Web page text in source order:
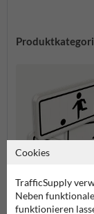
Cookies
TrafficSupply
Neben
funktionieren